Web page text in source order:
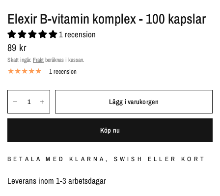
Elexir B-vitamin komplex - 100 kapslar
1 recension
89 kr
Skatt ingår. Fraktberäknas i kassan.
1 recension
Lägg i varukorgen
Köp nu
BETALA MED KLARNA, SWISH ELLER KORT
Leverans inom 1-3 arbetsdagar